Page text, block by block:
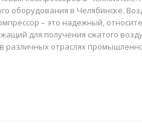
оборудования в Челябинске.
– это надежный,
для получения сжатого
различных отраслях